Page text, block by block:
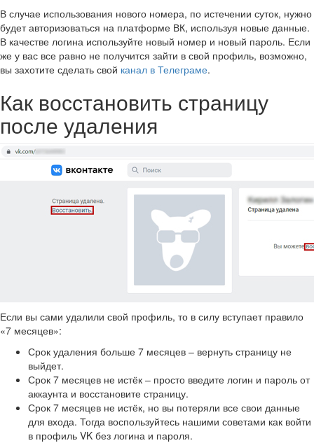
В случае использования нового номера, по истечении суток, нужно
будет авторизоваться на платформе ВК, используя новые данные.
В качестве логина используйте новый номер и новый пароль. Если
же у вас все равно не получится зайти в свой профиль, возможно,
вы захотите сделать свой канал в Телеграме.
Как восстановить страницу
после удаления
Если вы сами удалили свой профиль, то в силу вступает правило
«7 месяцев»:
Срок удаления больше 7 месяцев – вернуть страницу не
выйдет.
Срок 7 месяцев не истёк – просто введите логин и пароль от
аккаунта и восстановите страницу.
Срок 7 месяцев не истёк, но вы потеряли все свои данные
для входа. Тогда воспользуйтесь нашими советами как войти
в профиль VK без логина и пароля.